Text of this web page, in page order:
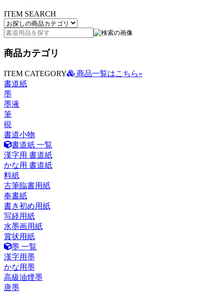
ITEM SEARCH
商品カテゴリ
ITEM CATEGORY
商品一覧はこちら»
書道紙
墨
墨液
筆
硯
書道小物
書道紙 一覧
漢字用 書道紙
かな用 書道紙
料紙
古筆臨書用紙
奉書紙
書き初め用紙
写経用紙
水墨画用紙
賞状用紙
墨 一覧
漢字用墨
かな用墨
高級油煙墨
唐墨